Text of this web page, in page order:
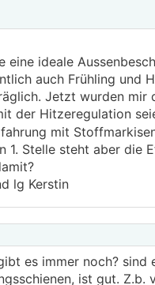
eine ideale
auch Frühling und
Jetzt wurden mir
der Hitzeregulation
mit
1. Stelle steht aber die
lg Kerstin
es immer noch?
ist gut.